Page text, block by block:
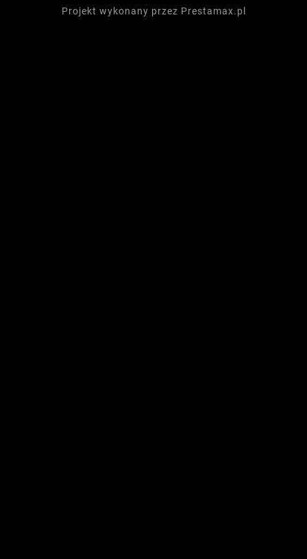
Projekt wykonany przez Prestamax.pl